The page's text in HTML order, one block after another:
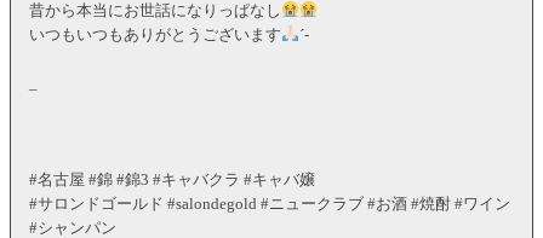
昔から本当にお世話になりっぱなし
いつもいつもありがとうございます
´-
#名古屋 #錦 #錦3 #キャバクラ #キャバ嬢
#サロンドゴールド #salondegold #ニュークラブ #お酒 #焼酎 #ワイン
#シャンパン